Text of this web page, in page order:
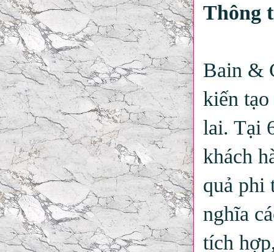
Thông
Bain &
kiến
lai. Tại
khách
quả phi
nghĩa
tích